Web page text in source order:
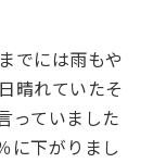
でには雨もや
晴れていたそ
っていました
に下がりまし